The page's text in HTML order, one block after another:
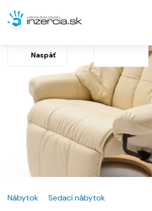
Naspäť
Nábytok Sedací nábytok